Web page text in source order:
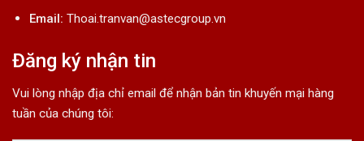
Email: Thoai.tranvan@astecgroup.vn
Đăng ký nhận tin
Vui lòng nhập địa chỉ email để nhận bản tin khuyến mại hàng
tuần của chúng tôi: